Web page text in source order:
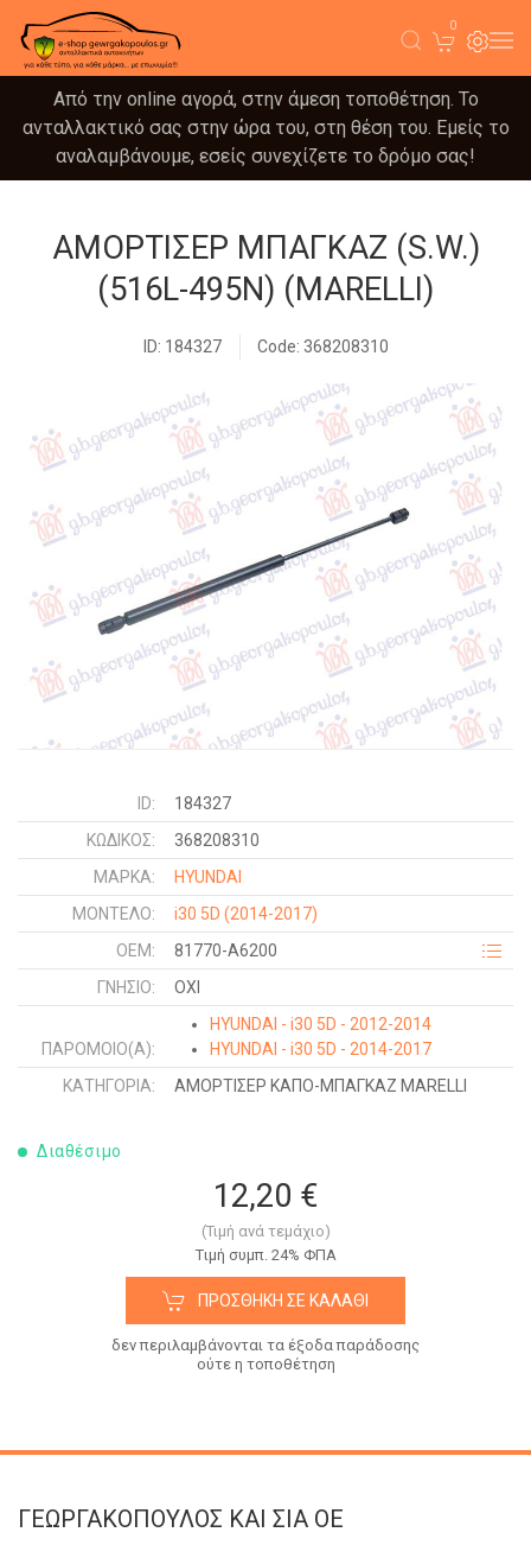
0
Από την online αγορά, στην άμεση τοποθέτηση. Το
ανταλλακτικό σας στην ώρα του, στη θέση του. Εμείς το
αναλαμβάνουμε, εσείς συνεχίζετε το δρόμο σας!
ΑΜΟΡΤΙΣΕΡ ΜΠΑΓΚΑΖ (S.W.)
(516L-495N) (MARELLI)
ID: 184327 Code: 368208310
ID:
184327
ΚΩΔΙΚΌΣ:
368208310
ΜΑΡΚΑ:
HYUNDAI
ΜΟΝΤΕΛΟ:
i30 5D (2014-2017)
OEM:
81770-A6200
ΓΝΉΣΙΟ:
ΟΧΙ
ΠΑΡΌΜΟΙΟ(Α):
HYUNDAI - i30 5D - 2012-2014
HYUNDAI - i30 5D - 2014-2017
ΚΑΤΗΓΟΡΊΑ:
ΑΜΟΡΤΙΣΕΡ ΚΑΠΟ-ΜΠΑΓΚΑΖ MARELLI
Διαθέσιμο
12,20 €
(Τιμή ανά τεμάχιο)
Tιμή συμπ. 24% ΦΠΑ
ΠΡΟΣΘΉΚΗ ΣΕ ΚΑΛΆΘΙ
δεν περιλαμβάνονται τα έξοδα παράδοσης
ούτε η τοποθέτηση
ΓΕΩΡΓΑΚΟΠΟΥΛΟΣ KAI ΣΙΑ OE